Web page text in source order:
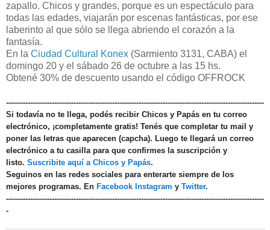
zapallo. Chicos y grandes, porque es un espectáculo para
todas las edades, viajarán por escenas fantásticas, por ese
laberinto al que sólo se llega abriendo el corazón a la
fantasía.
En la Ciudad Cultural Konex (Sarmiento 3131, CABA) el
domingo 20 y el sábado 26 de octubre a las 15 hs.
Obtené 30% de descuento usando el código OFFROCK
-----------------------------------------------------------------------------------------------------------
Si todavía no te llega, podés recibir Chicos y Papás en tu correo
electrónico, ¡completamente gratis! Tenés que completar tu mail y
poner las letras que aparecen (capcha). Luego te llegará un correo
electrónico a tu casilla para que confirmes la suscripción y
listo. Suscribite aquí a Chicos y Papás.
Seguinos en las redes sociales para enterarte siempre de los
mejores programas. En Facebook Instagram y Twitter.
-----------------------------------------------------------------------------------------------------------
-